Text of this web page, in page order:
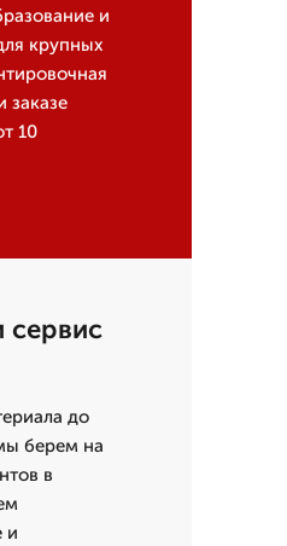
и
крупных
заказе
10
сервис
до
берем на
в
и